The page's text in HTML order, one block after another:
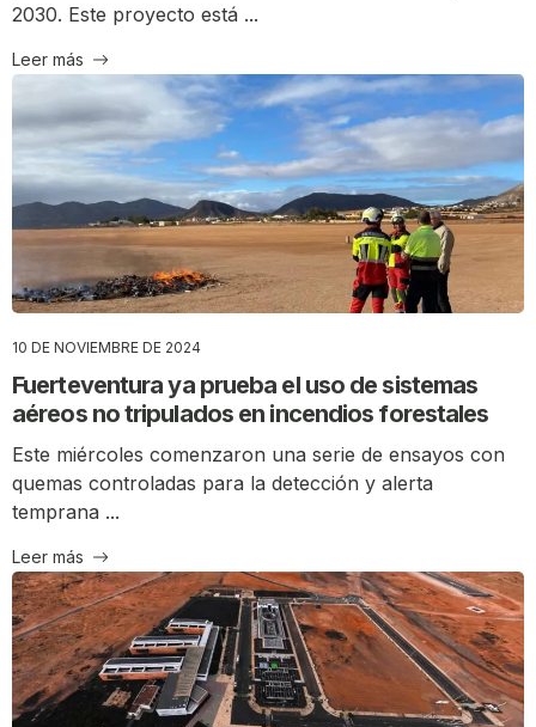
2030. Este proyecto está ...
Leer más
10 DE NOVIEMBRE DE 2024
Fuerteventura ya prueba el uso de sistemas
aéreos no tripulados en incendios forestales
Este miércoles comenzaron una serie de ensayos con
quemas controladas para la detección y alerta
temprana ...
Leer más